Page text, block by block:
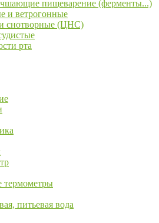
пищеварение (ферменты...)
и ветрогонные
снотворные (ЦНС)
рта
термометры
питьевая вода